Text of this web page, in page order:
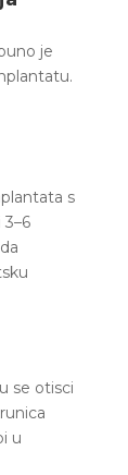
je
s
se otisci
u